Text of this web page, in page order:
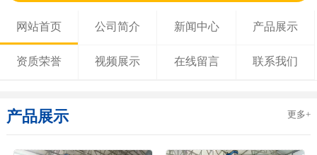
网站首页 公司简介 新闻中心 产品展示
资质荣誉 视频展示 在线留言 联系我们
更多+
产品展示